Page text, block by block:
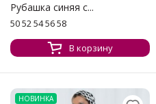
Рубашка синяя с...
50 52 54 56 58
В корзину
НОВИНКА